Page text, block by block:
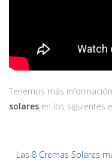
Tenemos más
solares en los siguientes
Las 8 Cremas Solares